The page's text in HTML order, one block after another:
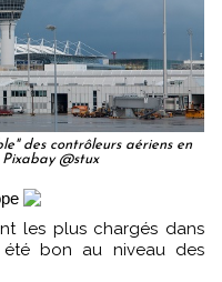
des contrôleurs aériens en
@stux
bon au niveau des